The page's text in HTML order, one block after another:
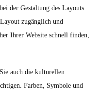
der Gestaltung des Layouts
zugänglich und
Ihrer Website schnell finden,
auch die kulturellen
Farben, Symbole und